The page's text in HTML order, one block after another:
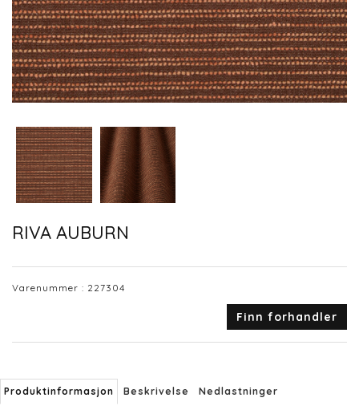
RIVA AUBURN
Varenummer : 227304
Finn forhandler
Produktinformasjon Beskrivelse Nedlastninger